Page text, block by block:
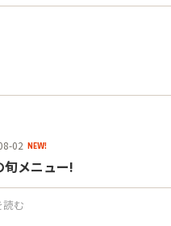
02 NEW!
旬メニュー!
読む